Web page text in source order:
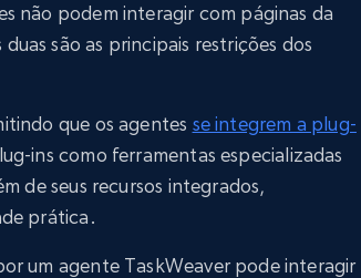
não podem interagir com páginas da
são as principais restrições dos
que os agentes se integrem a plug-
ins como ferramentas especializadas
de seus recursos integrados,
prática.
um agente TaskWeaver pode interagir